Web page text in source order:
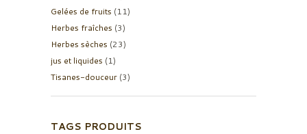
Gelées de fruits (11)
Herbes fraîches (3)
Herbes sèches (23)
jus et liquides (1)
Tisanes-douceur (3)
TAGS PRODUITS